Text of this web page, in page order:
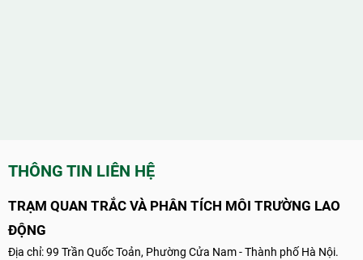
THÔNG TIN LIÊN HỆ
TRẠM QUAN TRẮC VÀ PHÂN TÍCH MÔI TRƯỜNG LAO
ĐỘNG
Địa chỉ: 99 Trần Quốc Toản, Phường Cửa Nam - Thành phố Hà Nội.